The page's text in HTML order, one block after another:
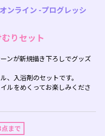
ンライン -プログレッシ
りセット
ンが新規描き下ろしでグッズ
、入浴剤のセットです。
ルをめくってお楽しみくださ
まで